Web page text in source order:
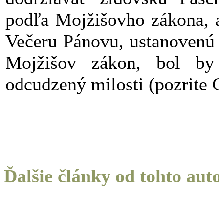
podľa Mojžišovho
Večeru Pánovu,
Mojžišov zákon, bol by
odcudzený milosti (pozrite
Ďalšie články od tohto